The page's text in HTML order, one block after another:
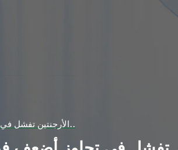
الأرجنتين تفشل في تجاوز أضعف فرق المجموعة الرابعة في مونديال روسيا 2018..